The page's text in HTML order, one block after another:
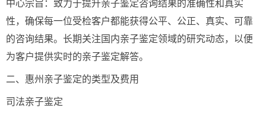
中心宗旨：致力于提升亲子鉴定咨询结果的准确性和真实
性，确保每一位受检客户都能获得公平、公正、真实、可靠
的咨询结果。长期关注国内亲子鉴定领域的研究动态，以便
为客户提供实时的亲子鉴定解答。
二、惠州亲子鉴定的类型及费用
司法亲子鉴定